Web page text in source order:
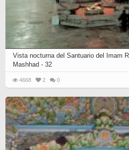
Vista nocturna del Santuario del Imam
Mashhad - 32
4668 2 0